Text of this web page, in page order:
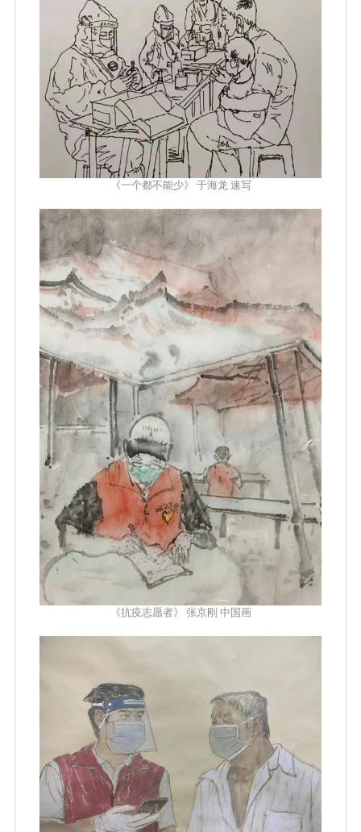
《一个都不能少》 于海龙 速写
《抗疫志愿者》 张京刚 中国画